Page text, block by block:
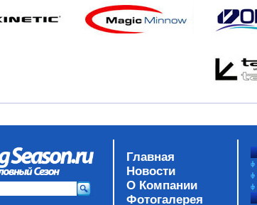
Главная
Новости
О Компании
Фотогалерея